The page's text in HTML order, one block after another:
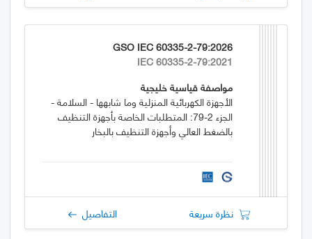
GSO IEC 60335-2-79:2026
IEC 60335-2-79:2021
مواصفة قياسية خليجية
الأجهزة الكهربائية المنزلية وما شابهها - السلامة -
الجزء 2-79: المتطلبات الخاصة بأجهزة التنظيف
بالضغط العالي وأجهزة التنظيف بالبخار
نظرة سريعة التفاصيل